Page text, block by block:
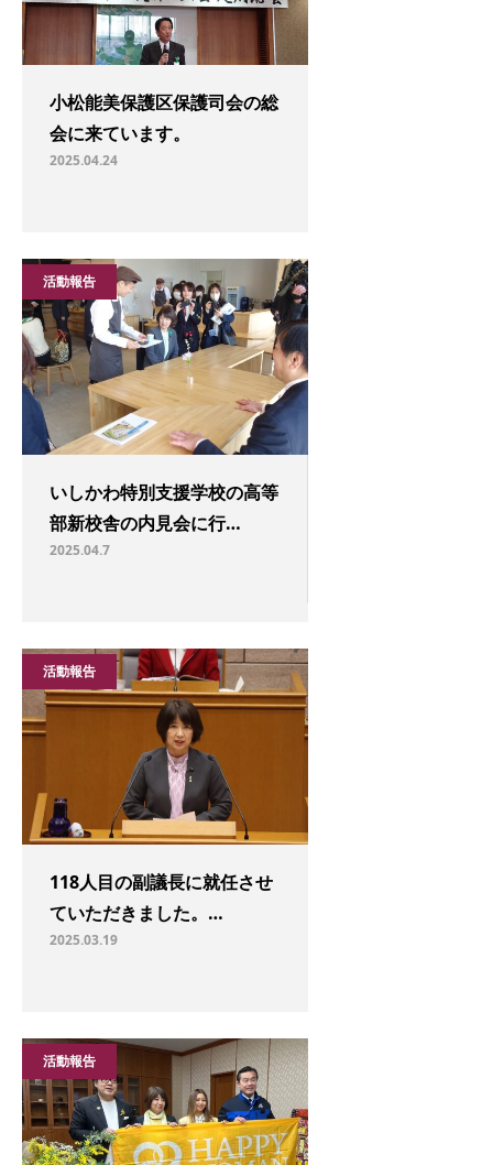
小松能美保護区保護司会の総
会に来ています。
2025.04.24
いしかわ特別支援学校の高等
部新校舎の内見会に行…
2025.04.7
活動報告
118人目の副議長に就任させ
ていただきました。…
2025.03.19
活動報告
活動報告